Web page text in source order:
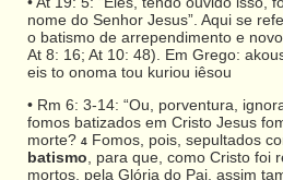
nome do Senhor Jesus”. Aqui se
o batismo de arrependimento e
At 8: 16; At 10: 48). Em Grego:
eis to onoma tou kuriou iêsou
• Rm 6: 3-14: “Ou, porventura,
fomos batizados em Cristo Jesus
morte? 4 Fomos, pois, sepultados
batismo , para que, como Cristo foi
mortos, pela Glória do Pai, assim